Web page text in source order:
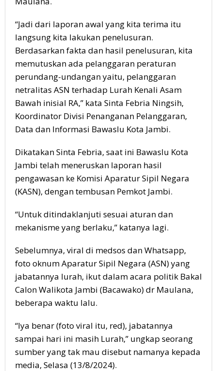
“Jadi dari laporan awal yang kita terima itu
langsung kita lakukan penelusuran.
Berdasarkan fakta dan hasil penelusuran, kita
memutuskan ada pelanggaran peraturan
perundang-undangan yaitu, pelanggaran
netralitas ASN terhadap Lurah Kenali Asam
Bawah inisial RA,” kata Sinta Febria Ningsih,
Koordinator Divisi Penanganan Pelanggaran,
Data dan Informasi Bawaslu Kota Jambi.
Dikatakan Sinta Febria, saat ini Bawaslu Kota
Jambi telah meneruskan laporan hasil
pengawasan ke Komisi Aparatur Sipil Negara
(KASN), dengan tembusan Pemkot Jambi.
“Untuk ditindaklanjuti sesuai aturan dan
mekanisme yang berlaku,” katanya lagi.
Sebelumnya, viral di medsos dan Whatsapp,
foto oknum Aparatur Sipil Negara (ASN) yang
jabatannya lurah, ikut dalam acara politik Bakal
Calon Walikota Jambi (Bacawako) dr Maulana,
beberapa waktu lalu.
“Iya benar (foto viral itu, red), jabatannya
sampai hari ini masih Lurah,” ungkap seorang
sumber yang tak mau disebut namanya kepada
media, Selasa (13/8/2024).